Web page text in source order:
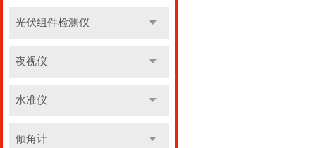
光伏组件检测仪
夜视仪
水准仪
倾角计